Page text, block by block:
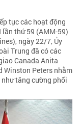
tục các hoạt động
lần thứ 59 (AMM-59)
ngày 22/7, Ủy
Trung đã có các
Canada Anita
Winston Peters nhằm
tăng cường phối